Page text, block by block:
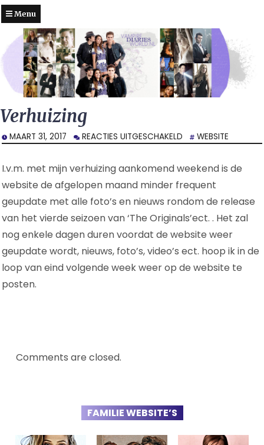
Menu
Verhuizing
MAART 31, 2017 REACTIES UITGESCHAKELD VOOR
VERHUIZING
WEBSITE
I.v.m. met mijn verhuizing aankomend weekend is de
website de afgelopen maand minder frequent
geupdate met alle foto’s en nieuws rondom de release
van het vierde seizoen van ‘The Originals’ect. . Het zal
nog enkele dagen duren voordat de website weer
geupdate wordt, nieuws, foto’s, video’s ect. hoop ik in de
loop van eind volgende week weer op de website te
posten.
Comments are closed.
FAMILIE WEBSITE’S